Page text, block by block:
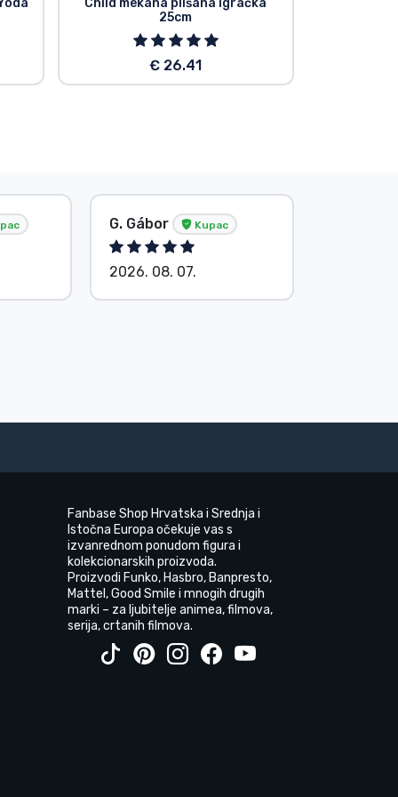
25cm
€ 26.41
G. Gábor Kupac
2026. 08. 07.
Fanbase Shop Hrvatska i Srednja i
Istočna Europa očekuje vas s
izvanrednom ponudom figura i
kolekcionarskih proizvoda.
Proizvodi Funko, Hasbro, Banpresto,
Mattel, Good Smile i mnogih drugih
marki – za ljubitelje animea, filmova,
serija, crtanih filmova.